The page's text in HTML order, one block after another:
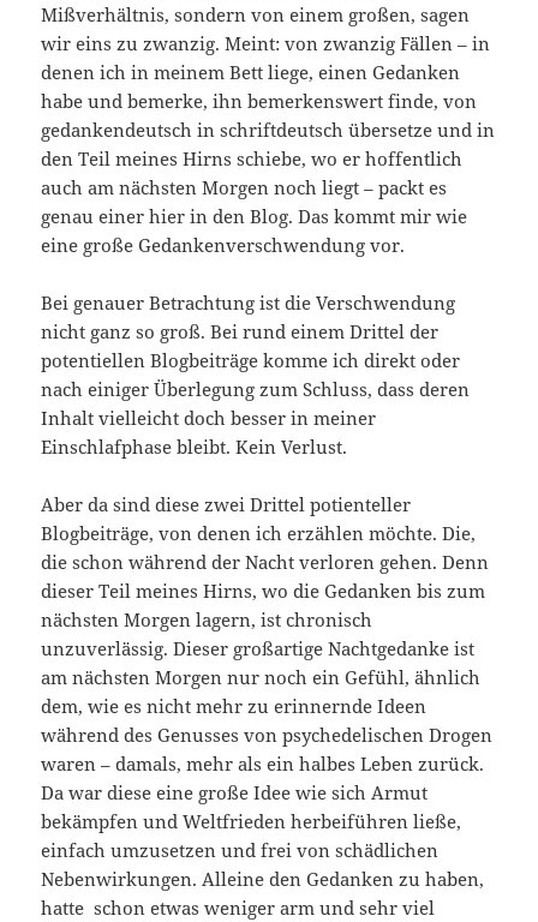
Mißverhältnis, sondern von einem großen, sagen
wir eins zu zwanzig. Meint: von zwanzig Fällen – in
denen ich in meinem Bett liege, einen Gedanken
habe und bemerke, ihn bemerkenswert finde, von
gedankendeutsch in schriftdeutsch übersetze und in
den Teil meines Hirns schiebe, wo er hoffentlich
auch am nächsten Morgen noch liegt – packt es
genau einer hier in den Blog. Das kommt mir wie
eine große Gedankenverschwendung vor.
Bei genauer Betrachtung ist die Verschwendung
nicht ganz so groß. Bei rund einem Drittel der
potentiellen Blogbeiträge komme ich direkt oder
nach einiger Überlegung zum Schluss, dass deren
Inhalt vielleicht doch besser in meiner
Einschlafphase bleibt. Kein Verlust.
Aber da sind diese zwei Drittel potienteller
Blogbeiträge, von denen ich erzählen möchte. Die,
die schon während der Nacht verloren gehen. Denn
dieser Teil meines Hirns, wo die Gedanken bis zum
nächsten Morgen lagern, ist chronisch
unzuverlässig. Dieser großartige Nachtgedanke ist
am nächsten Morgen nur noch ein Gefühl, ähnlich
dem, wie es nicht mehr zu erinnernde Ideen
während des Genusses von psychedelischen Drogen
waren – damals, mehr als ein halbes Leben zurück.
Da war diese eine große Idee wie sich Armut
bekämpfen und Weltfrieden herbeiführen ließe,
einfach umzusetzen und frei von schädlichen
Nebenwirkungen. Alleine den Gedanken zu haben,
hatte schon etwas weniger arm und sehr viel